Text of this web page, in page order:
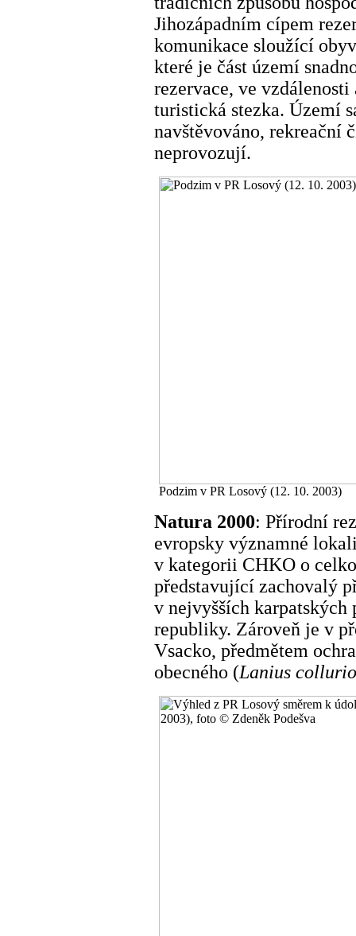
Jihozápadním cípem
komunikace sloužící
které je část území
rezervace, ve
turistická stezka. Území
navštěvováno, rekreační
neprovozují.
Podzim v PR Losový (12. 10. 2003)
Natura 2000: Přírodní
evropsky významné
v kategorii CHKO o
představující zachovalý
v nejvyšších karpatských
republiky. Zároveň je v
Vsacko, předmětem
obecného (Lanius collurio